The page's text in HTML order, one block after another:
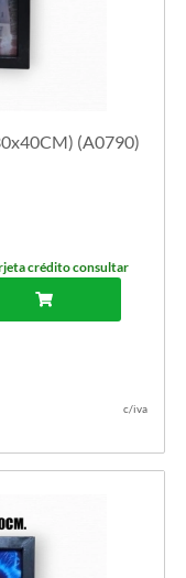
(A0790)
crédito consultar
c/iva